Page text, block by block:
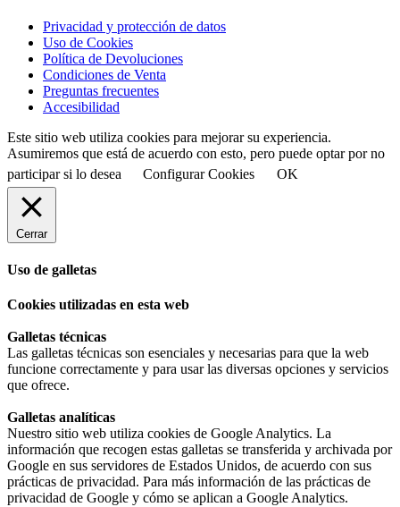
Privacidad y protección de datos
Uso de Cookies
Política de Devoluciones
Condiciones de Venta
Preguntas frecuentes
Accesibilidad
Este sitio web utiliza cookies para mejorar su experiencia.
Asumiremos que está de acuerdo con esto, pero puede optar por no
participar si lo desea
Configurar Cookies OK
Cerrar
Uso de galletas
Cookies utilizadas en esta web
Galletas técnicas
Las galletas técnicas son esenciales y necesarias para que la web
funcione correctamente y para usar las diversas opciones y servicios
que ofrece.
Galletas analíticas
Nuestro sitio web utiliza cookies de Google Analytics. La
información que recogen estas galletas se transferida y archivada por
Google en sus servidores de Estados Unidos, de acuerdo con sus
prácticas de privacidad. Para más información de las prácticas de
privacidad de Google y cómo se aplican a Google Analytics.